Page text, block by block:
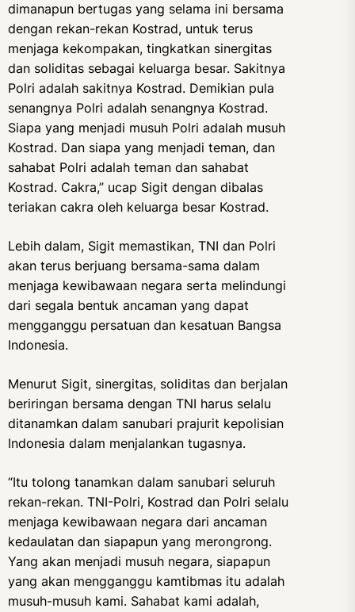
dimanapun bertugas yang selama ini bersama
dengan rekan-rekan Kostrad, untuk terus
menjaga kekompakan, tingkatkan sinergitas
dan soliditas sebagai keluarga besar. Sakitnya
Polri adalah sakitnya Kostrad. Demikian pula
senangnya Polri adalah senangnya Kostrad.
Siapa yang menjadi musuh Polri adalah musuh
Kostrad. Dan siapa yang menjadi teman, dan
sahabat Polri adalah teman dan sahabat
Kostrad. Cakra,” ucap Sigit dengan dibalas
teriakan cakra oleh keluarga besar Kostrad.
Lebih dalam, Sigit memastikan, TNI dan Polri
akan terus berjuang bersama-sama dalam
menjaga kewibawaan negara serta melindungi
dari segala bentuk ancaman yang dapat
mengganggu persatuan dan kesatuan Bangsa
Indonesia.
Menurut Sigit, sinergitas, soliditas dan berjalan
beriringan bersama dengan TNI harus selalu
ditanamkan dalam sanubari prajurit kepolisian
Indonesia dalam menjalankan tugasnya.
“Itu tolong tanamkan dalam sanubari seluruh
rekan-rekan. TNI-Polri, Kostrad dan Polri selalu
menjaga kewibawaan negara dari ancaman
kedaulatan dan siapapun yang merongrong.
Yang akan menjadi musuh negara, siapapun
yang akan mengganggu kamtibmas itu adalah
musuh-musuh kami. Sahabat kami adalah,